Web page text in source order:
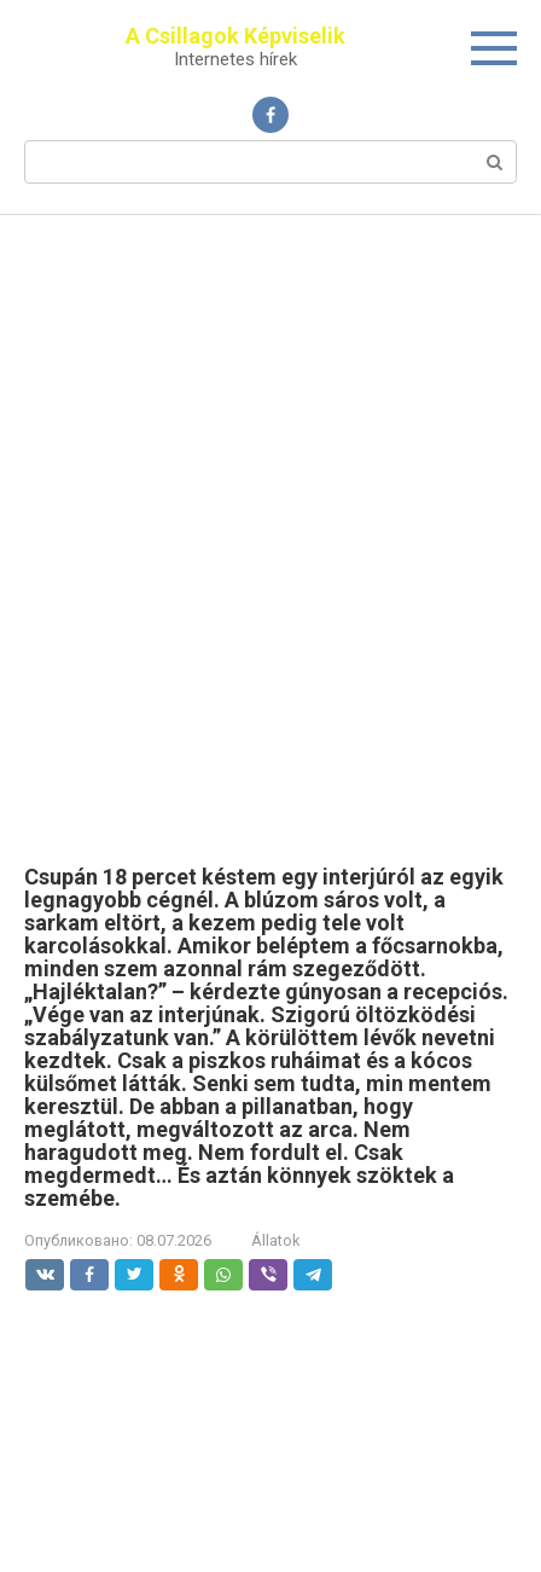
A Csillagok Képviselik
Internetes hírek
Поиск:
Csupán 18 percet késtem egy interjúról az egyik
legnagyobb cégnél. A blúzom sáros volt, a
sarkam eltört, a kezem pedig tele volt
karcolásokkal. Amikor beléptem a főcsarnokba,
minden szem azonnal rám szegeződött.
„Hajléktalan?” – kérdezte gúnyosan a recepciós.
„Vége van az interjúnak. Szigorú öltözködési
szabályzatunk van.” A körülöttem lévők nevetni
kezdtek. Csak a piszkos ruháimat és a kócos
külsőmet látták. Senki sem tudta, min mentem
keresztül. De abban a pillanatban, hogy
meglátott, megváltozott az arca. Nem
haragudott meg. Nem fordult el. Csak
megdermedt… És aztán könnyek szöktek a
szemébe.
Опубликовано: 08.07.2026 Állatok